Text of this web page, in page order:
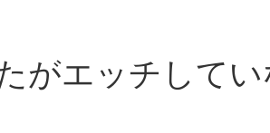
がエッチしてい